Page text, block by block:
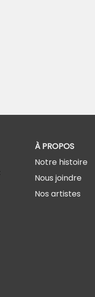
À PROPOS
Notre histoire
Nous joindre
Nos artistes